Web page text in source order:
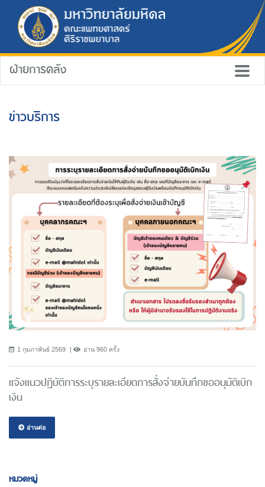
ฝ่ายการคลัง
ข่าวบริการ
1 กุมภาพันธ์ 2569 อ่าน 960 ครั้ง
แจ้งแนวปฎิบัติการระบุรายละเอียดการสั่งจ่ายบันทึกขออนุมัติเบิก
เงิน
อ่านต่อ
หมวดหมู่